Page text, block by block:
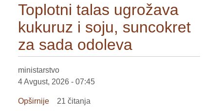
Toplotni talas ugrožava
kukuruz i soju, suncokret
za sada odoleva
ministarstvo
4 Avgust, 2026 - 07:45
Opširnije 21 čitanja